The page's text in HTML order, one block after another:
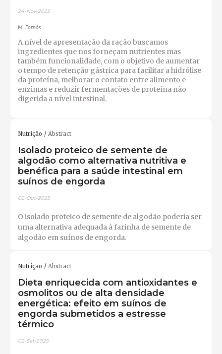
24-Nov-2025
M. Fornós
A nível de apresentação da ração buscamos
ingredientes que nos forneçam nutrientes mas
também funcionalidade, com o objetivo de aumentar
o tempo de retenção gástrica para facilitar a hidrólise
da proteína, melhorar o contato entre alimento e
enzimas e reduzir fermentações de proteína não
digerida a nível intestinal.
Nutrição Abstract
Isolado proteico de semente de
algodão como alternativa nutritiva e
benéfica para a saúde intestinal em
suínos de engorda
02-Out-2025
O isolado proteico de semente de algodão poderia ser
uma alternativa adequada à farinha de semente de
algodão em suínos de engorda.
Nutrição Abstract
Dieta enriquecida com antioxidantes e
osmolitos ou de alta densidade
energética: efeito em suínos de
engorda submetidos a estresse
térmico
02-Set-2025